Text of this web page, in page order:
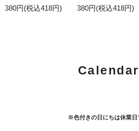
380円(税込418円)
380円(税込418円)
Calendar
※色付きの日にちは休業日